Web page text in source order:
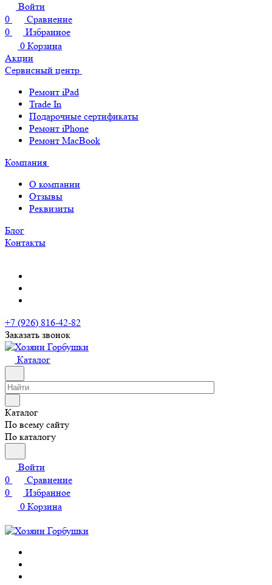
Войти
0
Сравнение
0
Избранное
0 Корзина
Акции
Сервисный центр
Ремонт iPad
Trade In
Подарочные сертификаты
Ремонт iPhone
Ремонт MacBook
Компания
О компании
Отзывы
Реквизиты
Блог
Контакты
+7 (926) 816-42-82
Заказать звонок
Каталог
Каталог
По всему сайту
По каталогу
Войти
0
Сравнение
0
Избранное
0 Корзина